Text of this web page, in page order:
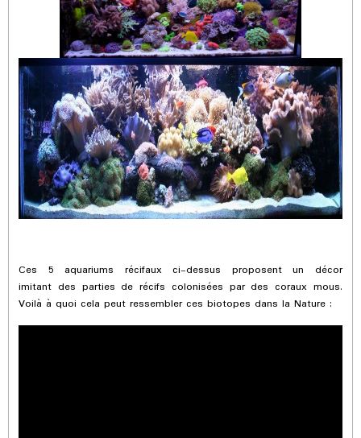
Ces 5 aquariums récifaux ci-dessus proposent un décor
imitant des parties de récifs colonisées par des coraux mous.
Voilà à quoi cela peut ressembler ces biotopes dans la Nature :